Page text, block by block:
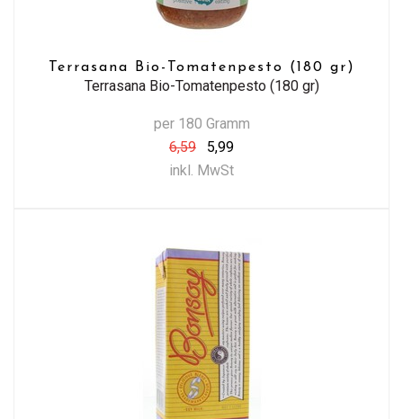
Terrasana Bio-Tomatenpesto (180 gr)
Terrasana Bio-Tomatenpesto (180 gr)
per 180 Gramm
6,59
5,99
inkl. MwSt